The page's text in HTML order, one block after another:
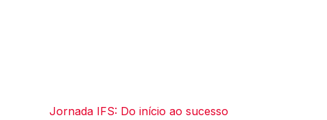
Jornada IFS: Do início ao sucesso